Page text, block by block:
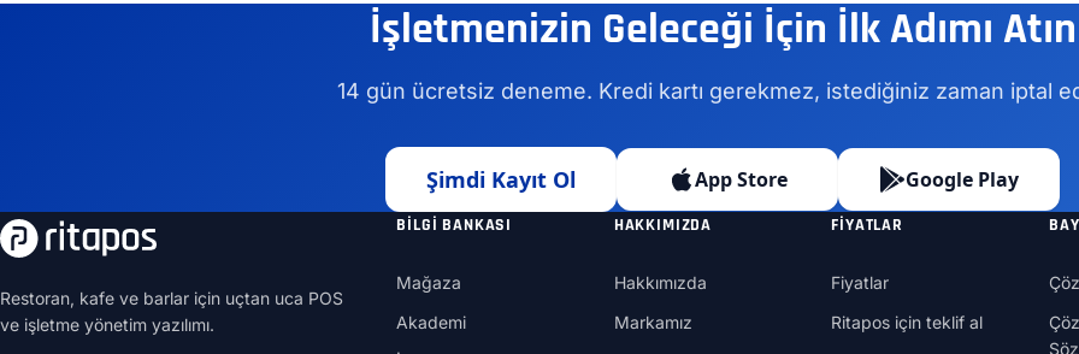
İşletmenizin Geleceği İçin İlk Adımı Atın
14 gün ücretsiz deneme. Kredi kartı gerekmez, istediğiniz zaman iptal
Şimdi Kayıt Ol App Store Google Play
Restoran, kafe ve barlar için uçtan uca POS
ve işletme yönetim yazılımı.
BILGI BANKASI
Mağaza
Akademi
HAKKIMIZDA
Hakkımızda
Markamız
FIYATLAR
Fiyatlar
Ritapos için teklif al